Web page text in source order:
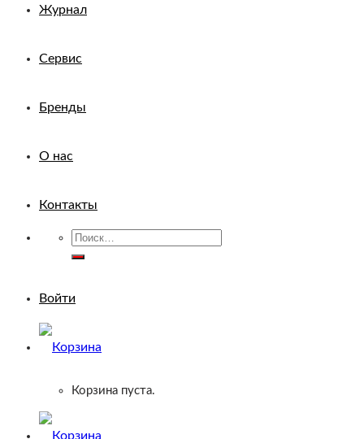
Журнал
Сервис
Бренды
О нас
Контакты
Искать:
Войти
Корзина пуста.